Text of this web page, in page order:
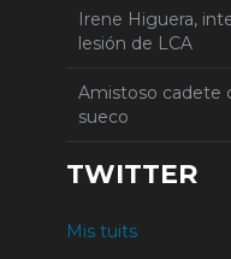
Irene Higuera,
lesión de LCA
Amistoso cadete
sueco
TWITTER
Mis tuits